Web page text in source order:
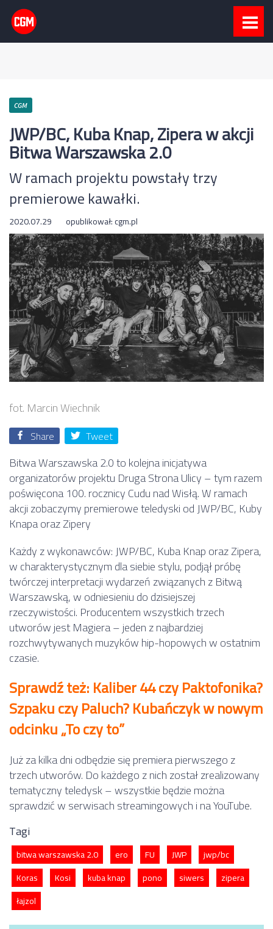
CGM
JWP/BC, Kuba Knap, Zipera w akcji
Bitwa Warszawska 2.0
W ramach projektu powstały trzy
premierowe kawałki.
2020.07.29 opublikował:cgm.pl
fot. Marcin Wiechnik
Share Tweet
Bitwa Warszawska 2.0 to kolejna inicjatywa
organizatorów projektu Druga Strona Ulicy – tym razem
poświęcona 100. rocznicy Cudu nad Wisłą. W ramach
akcji zobaczymy premierowe teledyski od JWP/BC, Kuby
Knapa oraz Zipery
Każdy z wykonawców: JWP/BC, Kuba Knap oraz Zipera,
w charakterystycznym dla siebie stylu, podjął próbę
twórczej interpretacji wydarzeń związanych z Bitwą
Warszawską, w odniesieniu do dzisiejszej
rzeczywistości. Producentem wszystkich trzech
utworów jest Magiera – jeden z najbardziej
rozchwytywanych muzyków hip-hopowych w ostatnim
czasie.
Sprawdź też: Kaliber 44 czy Paktofonika?
Szpaku czy Paluch? Kubańczyk w nowym
odcinku „To czy to”
Już za kilka dni odbędzie się premiera pierwszego z
trzech utworów. Do każdego z nich został zrealizowany
tematyczny teledysk – wszystkie będzie można
sprawdzić w serwisach streamingowych i na YouTube.
Tagi
bitwa warszawska 2.0 ero FU JWP
jwp/bc
Koras
Kosi kuba knap pono siwers
zipera
łajzol